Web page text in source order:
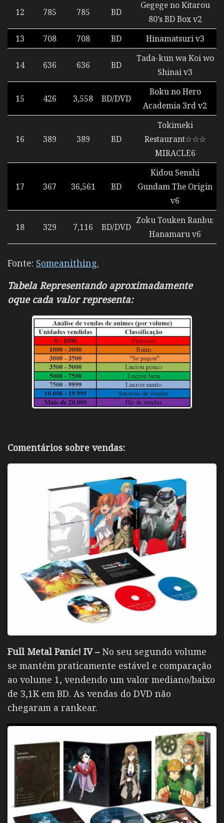
12 785 785 BD
Gegege no Kitarou
80’s BD Box v2
13
708 708 BD Hinamatsuri v3
14 636 636 BD
Tada-kun wa Koi wo
Shinai v3
15 426 3,558 BD/DVD
Boku no Hero
Academia 3rd v2
16 389 389 BD
Tokimeki
Restaurant☆☆☆
MIRACLE6
17 367 36,561 BD
Kidou Senshi
Gundam The Origin
v6
18 329 7,116 BD/DVD
Zoku Touken Ranbu:
Hanamaru v6
Fonte: Someanithing.
Tabela Representando aproximadamente
oque cada valor representa:
Comentários sobre vendas:
Full Metal Panic! IV – No seu segundo volume
se mantém praticamente estável e comparação
ao volume 1, vendendo um valor mediano/baixo
de 3,1K em BD. As vendas do DVD não
chegaram a rankear.